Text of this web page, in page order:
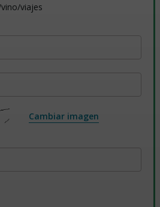
viajes
Cambiar imagen